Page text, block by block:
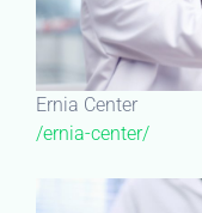
Ernia Center
/ernia-center/